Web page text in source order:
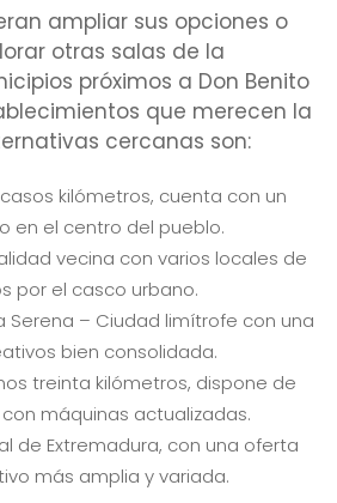
ampliar sus opciones o
otras salas de la
próximos a Don Benito
que merecen la
cercanas son:
kilómetros, cuenta con un
en el centro del pueblo.
vecina con varios locales de
por el casco urbano.
Serena – Ciudad limítrofe con una
bien consolidada.
treinta kilómetros, dispone de
máquinas actualizadas.
de Extremadura, con una oferta
más amplia y variada.